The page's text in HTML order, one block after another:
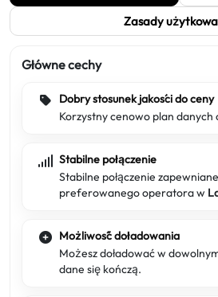
Zasady
Główne cechy
Dobry stosunek jakości do ceny
Korzystny cenowo plan danych
Stabilne połączenie
Stabilne połączenie
preferowanego operatora w
Możliwość doładowania
Możesz doładować w
dane się kończą.